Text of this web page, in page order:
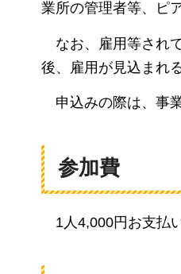
業所の管理者等、ピ
なお、雇用等され
後、雇用が見込まれ
申込みの際は、 事
参加費
1人4,000円お支払